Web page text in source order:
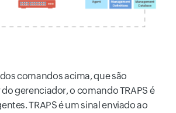
comandos acima, que são
gerenciador, o comando TRAPS é
TRAPS é um sinal enviado ao